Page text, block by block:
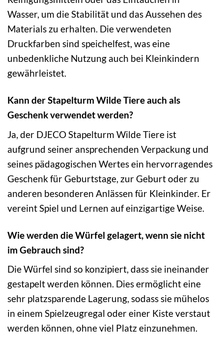
Wasser, um die Stabilität und das Aussehen des
Materials zu erhalten. Die verwendeten
Druckfarben sind speichelfest, was eine
unbedenkliche Nutzung auch bei Kleinkindern
gewährleistet.
Kann der Stapelturm Wilde Tiere auch als
Geschenk verwendet werden?
Ja, der DJECO Stapelturm Wilde Tiere ist
aufgrund seiner ansprechenden Verpackung und
seines pädagogischen Wertes ein hervorragendes
Geschenk für Geburtstage, zur Geburt oder zu
anderen besonderen Anlässen für Kleinkinder. Er
vereint Spiel und Lernen auf einzigartige Weise.
Wie werden die Würfel gelagert, wenn sie nicht
im Gebrauch sind?
Die Würfel sind so konzipiert, dass sie ineinander
gestapelt werden können. Dies ermöglicht eine
sehr platzsparende Lagerung, sodass sie mühelos
in einem Spielzeugregal oder einer Kiste verstaut
werden können, ohne viel Platz einzunehmen.